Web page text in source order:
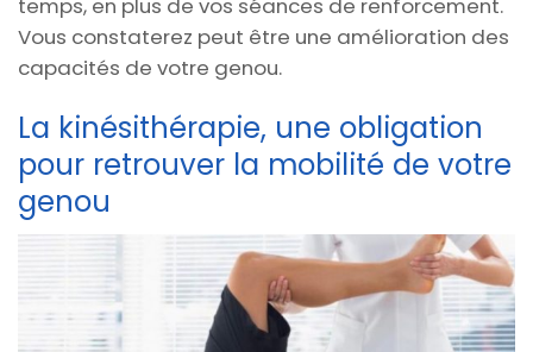
temps, en plus de vos séances de renforcement.
Vous constaterez peut être une amélioration des
capacités de votre genou.
La kinésithérapie, une obligation
pour retrouver la mobilité de votre
genou